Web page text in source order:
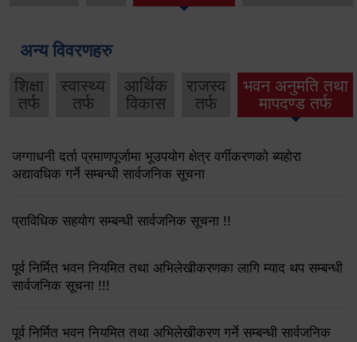
अन्य विवरणहरु
शिक्षा
तर्फ
स्वास्थ्य
तर्फ
आर्थिक
विकास
राजस्व
तर्फ
भवन अनुमति तथा
मापदण्ड तर्फ
जग्गाधनी दर्ता प्रमाणपूर्जामा भूउपयोग क्षेत्र वर्गीकरणको ब्यहोरा
अद्यावधिक गर्ने सम्बन्धी सार्वजनिक सूचना
प्राविधिक सहयोग सम्बन्धी सार्वजनिक सूचना !!
पूर्व निर्मित भवन नियमित तथा अभिलेखीकरणका लागि म्याद थप सम्बन्धी
सार्वजनिक सूचना !!!
पूर्व निर्मित भवन नियमित तथा अभिलेखीकरण गर्ने सम्बन्धी सार्वजनिक